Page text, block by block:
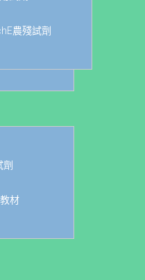
農殘試劑
劑
材